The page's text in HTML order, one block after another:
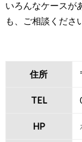
いろんなケースが
も、ご相談くださ
住所
TEL
HP